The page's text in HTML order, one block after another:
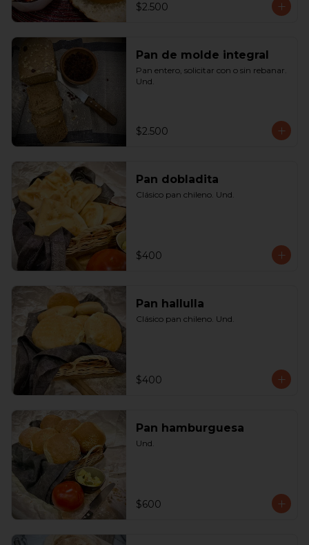
$2.500
Pan de molde integral
Pan entero, solicitar con o sin rebanar.
Und.
$2.500
Pan dobladita
Clásico pan chileno. Und.
$400
Pan hallulla
Clásico pan chileno. Und.
$400
Pan hamburguesa
Und.
$600